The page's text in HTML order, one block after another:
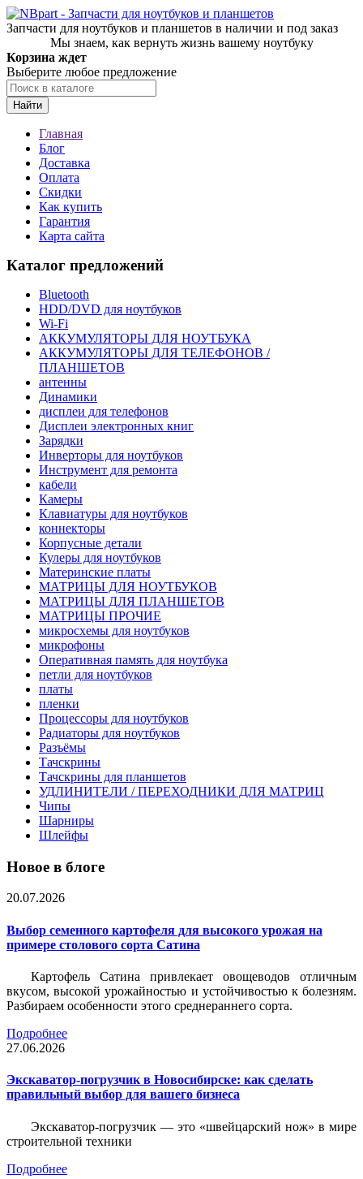
Запчасти для ноутбуков и планшетов в наличии и под заказ
Мы знаем, как вернуть жизнь вашему ноутбуку
Корзина ждет
Выберите любое предложение
Найти
Главная
Блог
Доставка
Оплата
Скидки
Как купить
Гарантия
Карта сайта
Каталог предложений
Bluetooth
HDD/DVD для ноутбуков
Wi-Fi
АККУМУЛЯТОРЫ ДЛЯ НОУТБУКА
АККУМУЛЯТОРЫ ДЛЯ ТЕЛЕФОНОВ /
ПЛАНШЕТОВ
антенны
Динамики
дисплеи для телефонов
Дисплеи электронных книг
Зарядки
Инверторы для ноутбуков
Инструмент для ремонта
кабели
Камеры
Клавиатуры для ноутбуков
коннекторы
Корпусные детали
Кулеры для ноутбуков
Материнские платы
МАТРИЦЫ ДЛЯ НОУТБУКОВ
МАТРИЦЫ ДЛЯ ПЛАНШЕТОВ
МАТРИЦЫ ПРОЧИЕ
микросхемы для ноутбуков
микрофоны
Оперативная память для ноутбука
петли для ноутбуков
платы
пленки
Процессоры для ноутбуков
Радиаторы для ноутбуков
Разъёмы
Тачскрины
Тачскрины для планшетов
УДЛИНИТЕЛИ / ПЕРЕХОДНИКИ ДЛЯ МАТРИЦ
Чипы
Шарниры
Шлейфы
Новое в блоге
20.07.2026
Выбор семенного картофеля для высокого урожая на
примере столового сорта Сатина
Картофель Сатина привлекает овощеводов отличным
вкусом, высокой урожайностью и устойчивостью к болезням.
Разбираем особенности этого среднераннего сорта.
Подробнее
27.06.2026
Экскаватор-погрузчик в Новосибирске: как сделать
правильный выбор для вашего бизнеса
Экскаватор-погрузчик — это «швейцарский нож» в мире
строительной техники
Подробнее